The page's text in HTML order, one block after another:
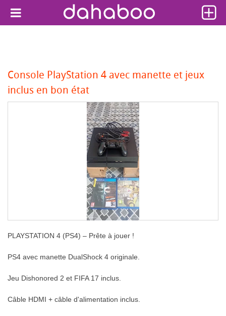
Console PlayStation 4 avec manette et jeux
inclus en bon état
PLAYSTATION 4 (PS4) – Prête à jouer !
PS4 avec manette DualShock 4 originale.
Jeu Dishonored 2 et FIFA 17 inclus.
Câble HDMI + câble d'alimentation inclus.